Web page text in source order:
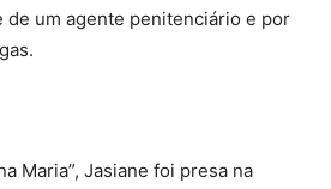
de um agente penitenciário e por
Maria”, Jasiane foi presa na